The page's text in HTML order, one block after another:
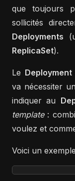
que toujours
sollicités
Deployments
ReplicaSet).
Le Deployment
va nécessiter
indiquer au
template:
voulez et
Voici un